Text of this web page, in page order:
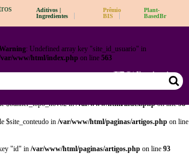
"opt" in /var/www/html/adm/sistema_cabecalho.php
$banner_topo_novo in on line97
$banner_topo_novo2 in/var/www/html/index.phpon line98
$site_conteudo in /var/www/html/paginas/artigos.php on line
"id" in /var/www/html/paginas/artigos.php on line 93
Aditivos |
Ingredientes
Prêmio
BIS
Plant-
BasedBr
: Undefined array key "site_id_usuario" in
www/html/index.php on line 563